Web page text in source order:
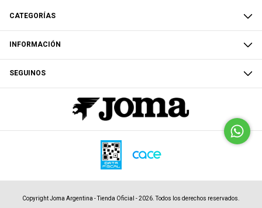
CATEGORÍAS
INFORMACIÓN
SEGUINOS
Copyright Joma Argentina - Tienda Oficial - 2026. Todos los derechos reservados.